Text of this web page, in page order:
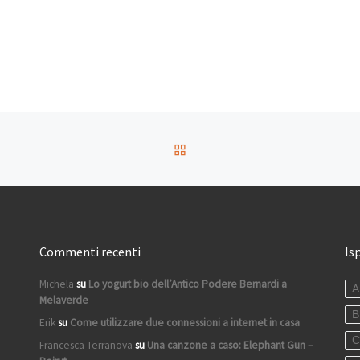
Commenti recenti
Michela su Lo yogurt bio dell’Antico Podere Bernardi a
Melaverde
Eriksu Come utilizzare due connessioni a internet in casa
Francesca Terranova su Una canzone a caso: Elephant Gun –